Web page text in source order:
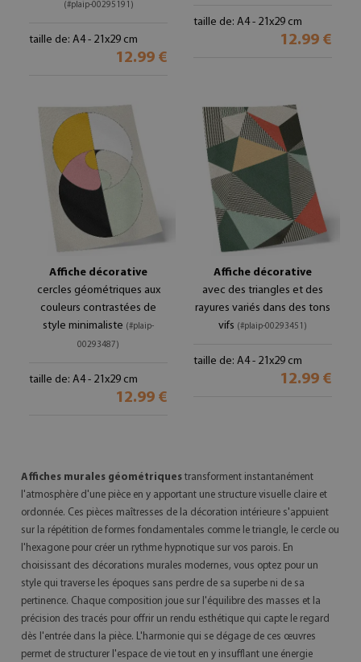
(#plaip-00295191)
taille de: A4 - 21x29 cm
12.99 €
taille de: A4 - 21x29 cm
12.99 €
Affiche décorative
cercles géométriques aux
couleurs contrastées de
style minimaliste (#plaip-
00293487)
taille de: A4 - 21x29 cm
12.99 €
Affiche décorative
avec des triangles et des
rayures variés dans des tons
vifs (#plaip-00293451)
taille de: A4 - 21x29 cm
12.99 €
Affiches murales géométriques transforment instantanément
l'atmosphère d'une pièce en y apportant une structure visuelle claire et
ordonnée. Ces pièces maîtresses de la décoration intérieure s'appuient
sur la répétition de formes fondamentales comme le triangle, le cercle ou
l'hexagone pour créer un rythme hypnotique sur vos parois. En
choisissant des décorations murales modernes, vous optez pour un
style qui traverse les époques sans perdre de sa superbe ni de sa
pertinence. Chaque composition joue sur l'équilibre des masses et la
précision des tracés pour offrir un rendu esthétique qui capte le regard
dès l'entrée dans la pièce. L'harmonie qui se dégage de ces œuvres
permet de structurer l'espace de vie tout en y insufflant une énergie